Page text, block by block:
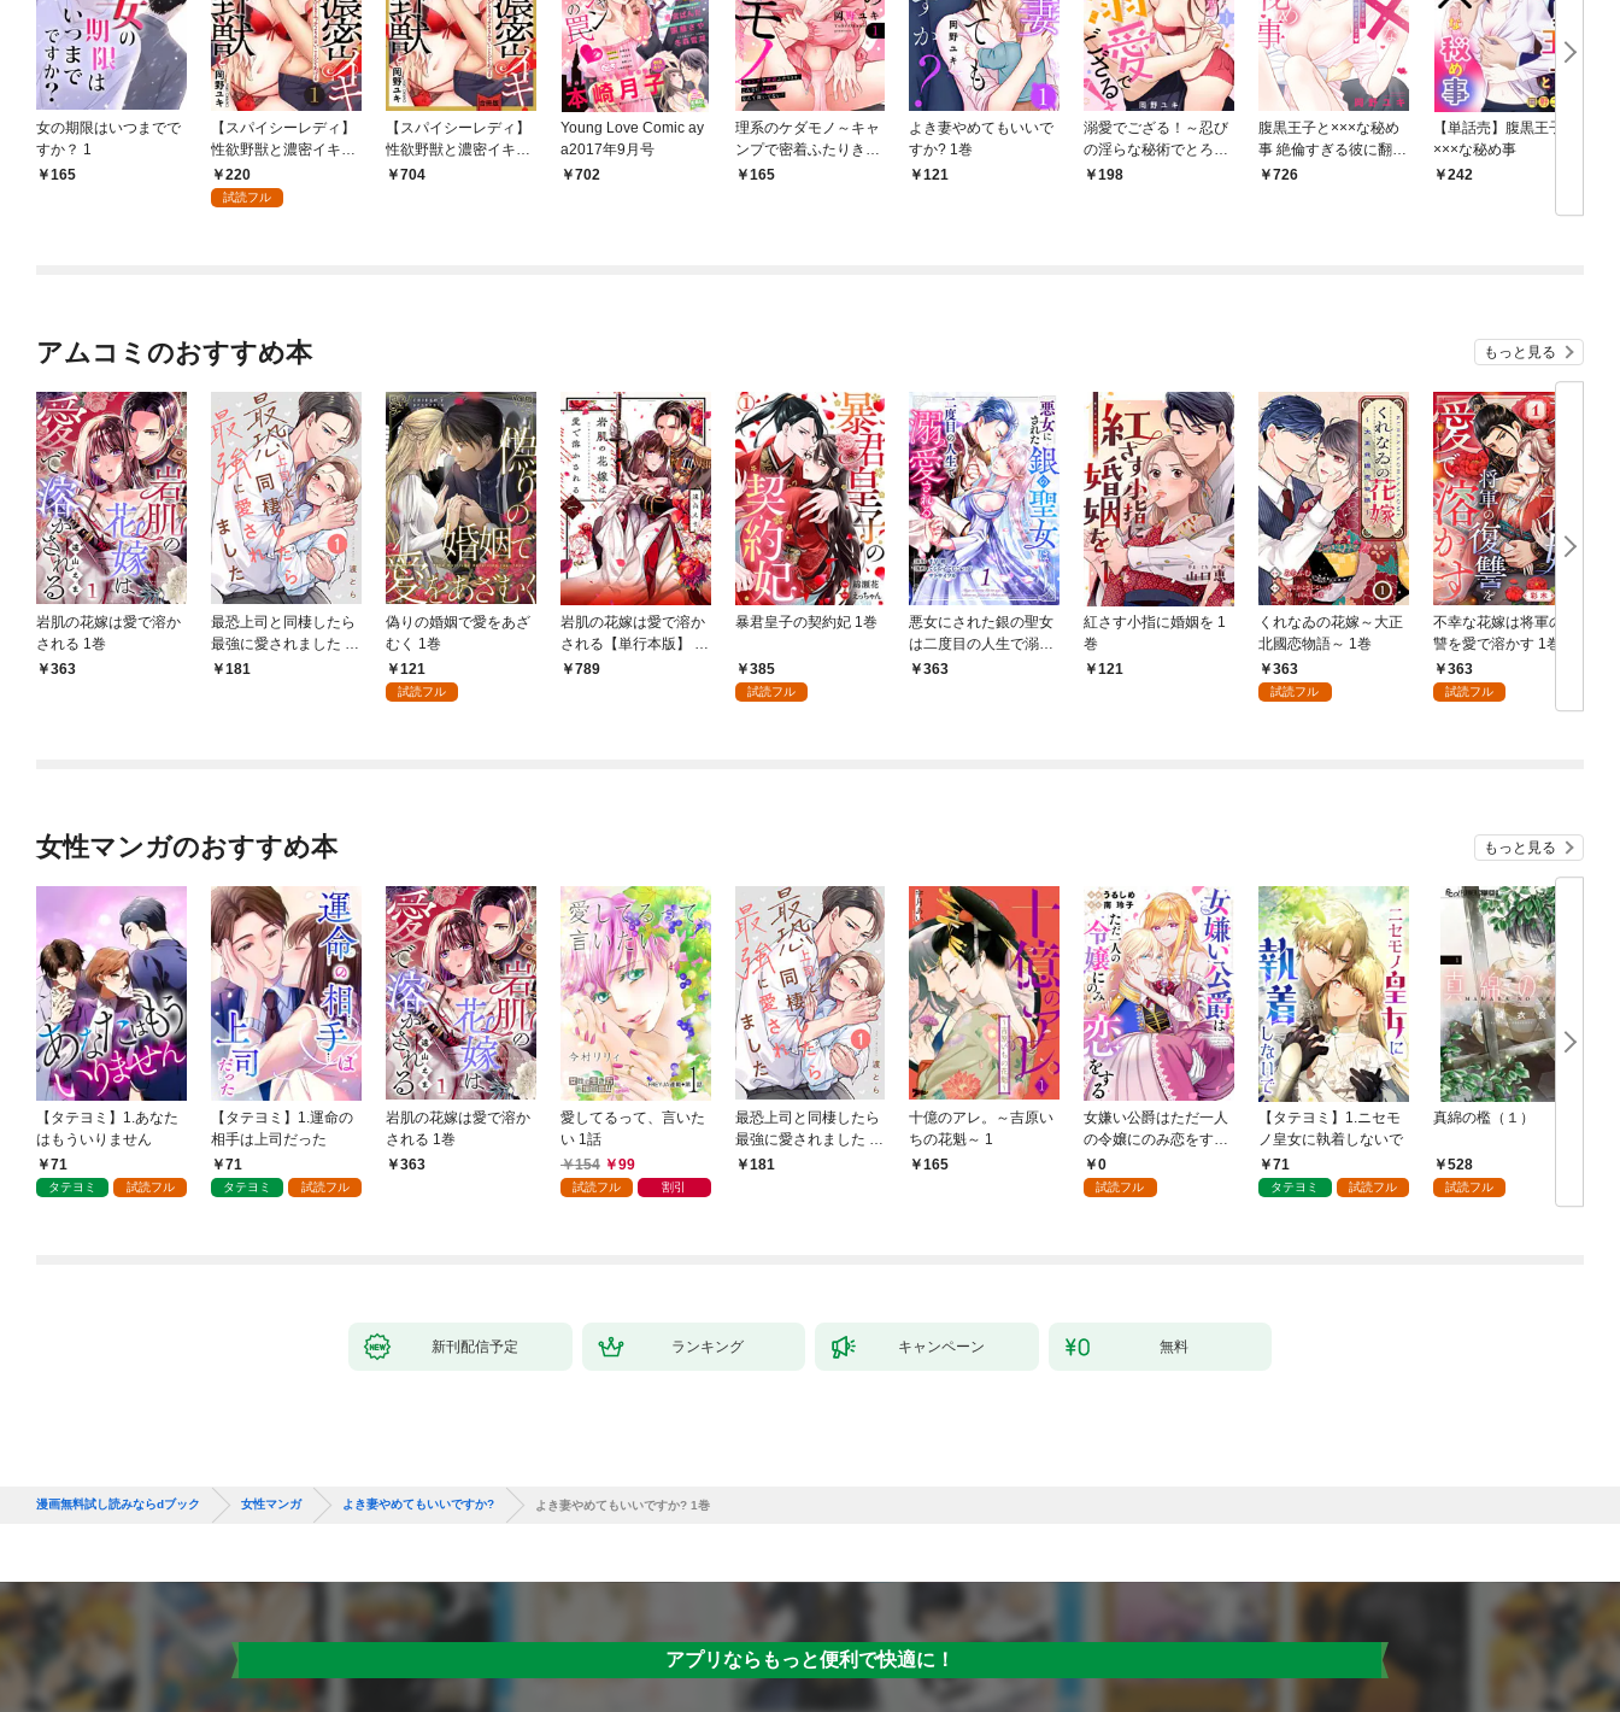
女の期限はいつまでで
すか？ 1
165
【スパイシーレディ】
性欲野獣と濃密イキ～
ひとりエッチよりエロ
いことシてあげる (1)
220
試読フル
【スパイシーレディ】
性欲野獣と濃密イキ～
ひとりエッチよりエロ
704
Young Love Comic ay
a2017年9月号
702
理系のケダモノ～キャ
ンプで密着ふたりき
り、こんなにスゴいな
165
よき妻やめてもいいで
すか? 1巻
121
溺愛でござる！～忍び
の淫らな秘術でとろけ
る同居生活～1
198
腹黒王子と×××な秘め
事 絶倫すぎる彼に翻弄
されてます
726
【単話売】腹黒王子と
×××な秘め事
242
アムコミのおすすめ本 もっと見る
岩肌の花嫁は愛で溶か
される 1巻
363
最恐上司と同棲したら
最強に愛されました 1
巻181
偽りの婚姻で愛をあざ
むく 1巻
121
試読フル
岩肌の花嫁は愛で溶か
される【単行本版】 1
巻789
暴君皇子の契約妃 1巻
385
試読フル
悪女にされた銀の聖女
は二度目の人生で溺愛
される 1巻
363
紅さす小指に婚姻を 1
巻
121
くれなゐの花嫁～大正
北國恋物語～ 1巻
363
試読フル
不幸な花嫁は将軍の復
讐を愛で溶かす 1巻
363
試読フル
女性マンガのおすすめ本 もっと見る
【タテヨミ】1.あなた
はもういりません
71
タテヨミ 試読フル
【タテヨミ】1.運命の
相手は上司だった
71
タテヨミ 試読フル
岩肌の花嫁は愛で溶か
される 1巻
363
愛してるって、言いた
い 1話
154
99
試読フル 割引
最恐上司と同棲したら
最強に愛されました 1
巻181
十億のアレ。～吉原い
ちの花魁～ 1
165
女嫌い公爵はただ一人
の令嬢にのみ恋をする
（分冊版）第１話
0
試読フル
【タテヨミ】1.ニセモ
ノ皇女に執着しないで
71
タテヨミ 試読フル
真綿の檻（１）
528
試読フル
新刊配信予定 ランキング キャンペーン 無料
漫画無料試し読みならdブック 女性マンガ よき妻やめてもいいですか? よき妻やめてもいいですか? 1巻
アプリならもっと便利で快適に！